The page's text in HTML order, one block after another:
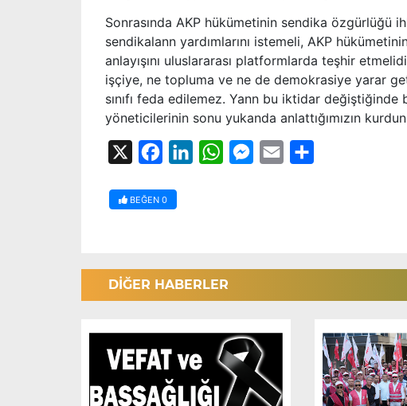
Sonrasında AKP hükümetinin sendika özgürlüğü
sendikalann yardımlarını istemeli, AKP
anlayışını uluslararası platformlarda teşhir
işçiye, ne topluma ve ne de demokrasiye yarar
sınıfı feda edilemez. Yann bu iktidar
yöneticilerinin sonu yukanda anlattığımızın
FacebookLinkedInWhatsAppMessenger
Email
BEĞEN 0
DİĞER HABERLER